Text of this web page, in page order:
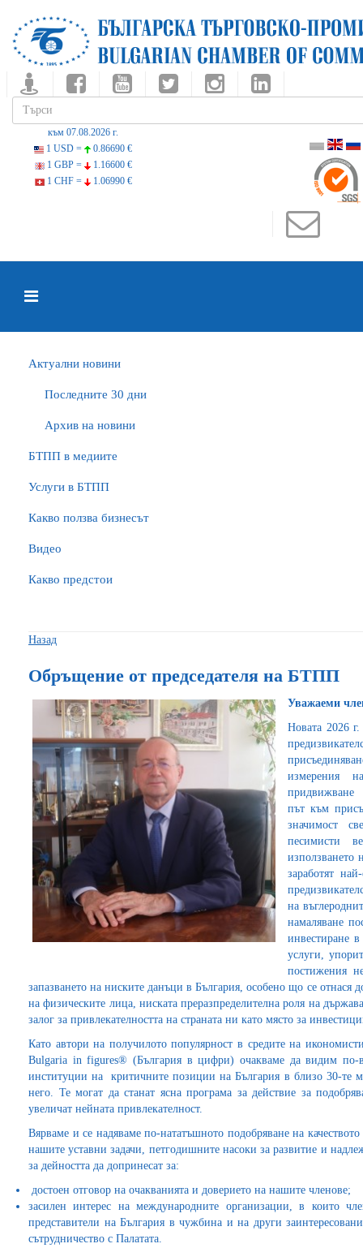
към 07.08.2026 г.
1 USD =
0.86690 €
1 GBP =
1.16600 €
1 CHF =
1.06990 €
Актуални новини
Последните 30 дни
Архив на новини
БTПП в медиите
Услуги в БТПП
Какво ползва бизнесът
Видео
Какво предстои
Назад
Обръщение от председателя на БТПП
Уважаеми
Новата 2026
измерения
придвижване
път към
значимост
песимисти
използването
заработят
на
намаляване
инвестиране
услуги,
постижения
запазването на ниските данъци в България, особено що се отнася
на физическите лица, ниската преразпределителна роля на
залог за привлекателността на страната ни като място за
Като автори на получилото популярност в средите на
Bulgaria in figures® (България в цифри) очакваме да видим по-
институции на критичните позиции на България в близо 30-те
него. Те могат да станат ясна програма за действие за
увеличат нейната привлекателност.
Вярваме и се надяваме по-нататъшното подобряване на
нашите уставни задачи, петгодишните насоки за развитие и
за дейността да допринесат за:
достоен отговор на очакванията и доверието на нашите членове;
засилен интерес на международните организации, в които
представители на България в чужбина и на други
сътрудничество с Палатата.